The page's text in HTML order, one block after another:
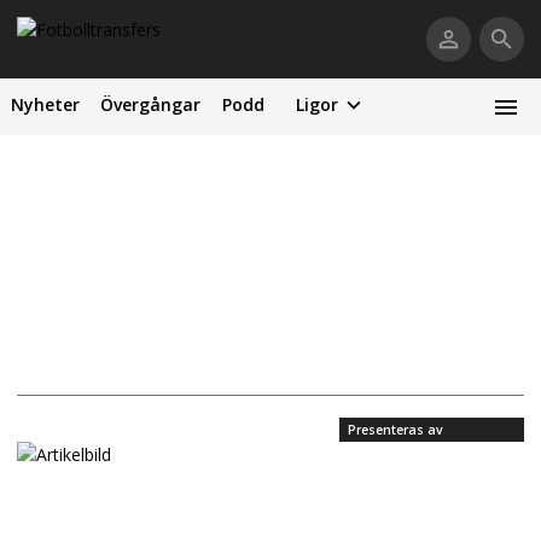
Nyheter Övergångar Podd Ligor
Presenteras av